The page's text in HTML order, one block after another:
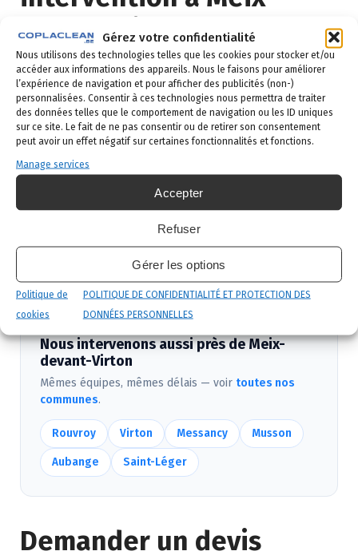
Gérez votre confidentialité
Nous utilisons des technologies telles que les cookies pour stocker et/ou
accéder aux informations des appareils. Nous le faisons pour améliorer
l’expérience de navigation et pour afficher des publicités (non-)
personnalisées. Consentir à ces technologies nous permettra de traiter
des données telles que le comportement de navigation ou les ID uniques
sur ce site. Le fait de ne pas consentir ou de retirer son consentement
peut avoir un effet négatif sur certaines fonctionnalités et fonctions.
Manage services
Accepter
Refuser
Gérer les options
Politique de
cookies
POLITIQUE DE CONFIDENTIALITÉ ET PROTECTION DES
DONNÉES PERSONNELLES
devant-Virton ?
Demande de devis: vous remplissez le
formulaire ci-dessous ou vous nous appelez au
02 523 21 89. Réponse sous 24h.
Diagnostic gratuit: notre technicien vient
identifier la nuisance et son origine.
: traitement adapté,
produits certifiés, sécurité maximale, discrétion
Suivi et garantie : visite de contrôle et garantie
de résultat.
Nous intervenons aussi près de Meix-
devant-Virton
Mêmes équipes, mêmes délais — voir toutes nos
communes.
Rouvroy Virton Messancy Musson
Aubange Saint-Léger
Demander un devis